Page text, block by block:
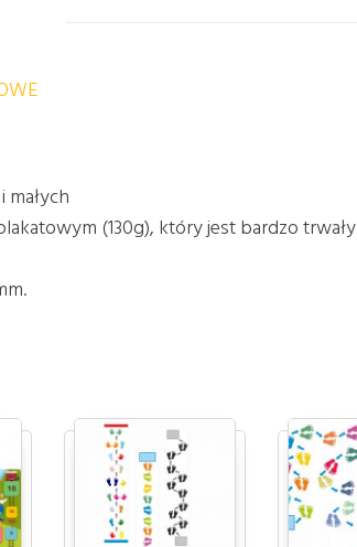
małych
(130g), który jest bardzo